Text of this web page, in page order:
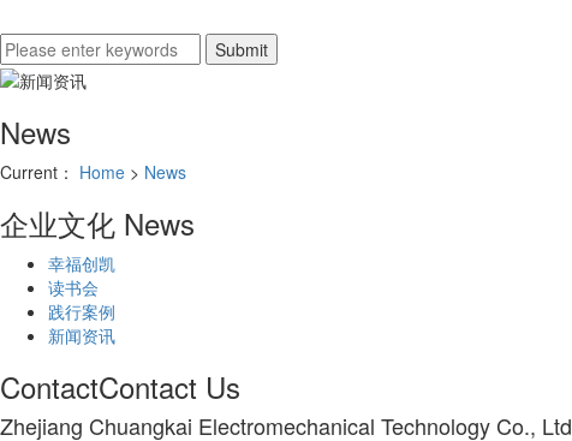
News
Current： Home > News
企业文化 News
幸福创凯
读书会
践行案例
新闻资讯
ContactContact Us
Zhejiang Chuangkai Electromechanical Technology Co., Ltd